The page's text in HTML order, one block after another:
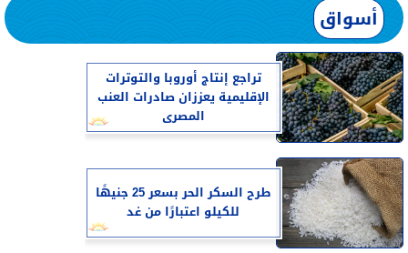
أسواق
تراجع إنتاج أوروبا والتوترات
الإقليمية يعززان صادرات العنب
المصرى
طرح السكر الحر بسعر 25 جنيهًا
للكيلو اعتبارًا من غد